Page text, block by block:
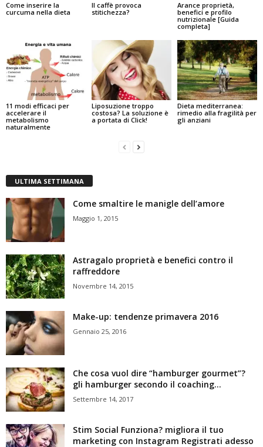
Come inserire la
curcuma nella dieta
Il caffè provoca
stitichezza?
Arance proprietà,
benefici e profilo
nutrizionale [Guida
completa]
11 modi efficaci per
accelerare il
metabolismo
naturalmente
Liposuzione troppo
costosa? La soluzione è
a portata di Click!
Dieta mediterranea:
rimedio alla fragilità per
gli anziani
ULTIMA SETTIMANA
Come smaltire le manigle dell’amore
Maggio 1, 2015
Astragalo proprietà e benefici contro il
raffreddore
Novembre 14, 2015
Make-up: tendenze primavera 2016
Gennaio 25, 2016
Che cosa vuol dire “hamburger gourmet”?
gli hamburger secondo il coaching...
Settembre 14, 2017
Stim Social Funziona? migliora il tuo
marketing con Instagram Registrati adesso